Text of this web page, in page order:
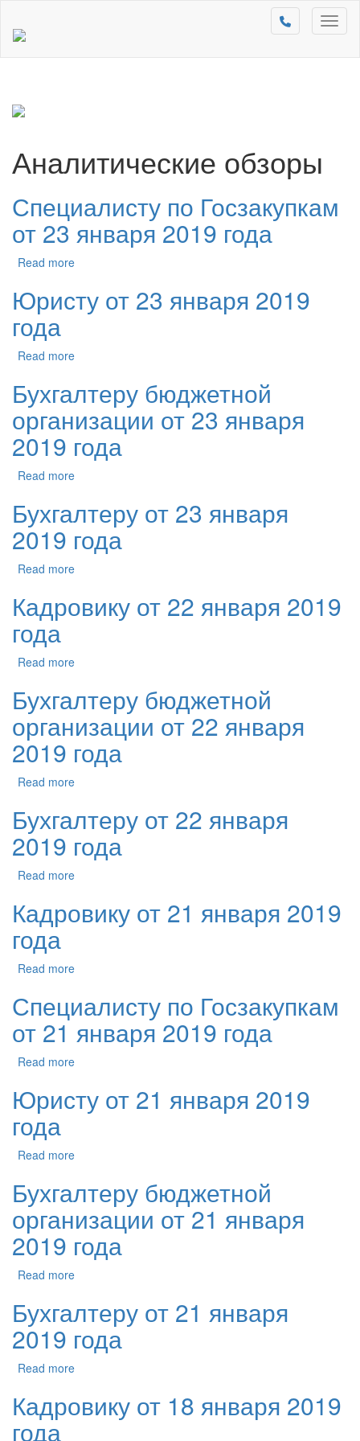
Аналитические обзоры
Специалисту по Госзакупкам
от 23 января 2019 года
Read more
Юристу от 23 января 2019
года
Read more
Бухгалтеру бюджетной
организации от 23 января
2019 года
Read more
Бухгалтеру от 23 января
2019 года
Read more
Кадровику от 22 января 2019
года
Read more
Бухгалтеру бюджетной
организации от 22 января
2019 года
Read more
Бухгалтеру от 22 января
2019 года
Read more
Кадровику от 21 января 2019
года
Read more
Специалисту по Госзакупкам
от 21 января 2019 года
Read more
Юристу от 21 января 2019
года
Read more
Бухгалтеру бюджетной
организации от 21 января
2019 года
Read more
Бухгалтеру от 21 января
2019 года
Read more
Кадровику от 18 января 2019
года